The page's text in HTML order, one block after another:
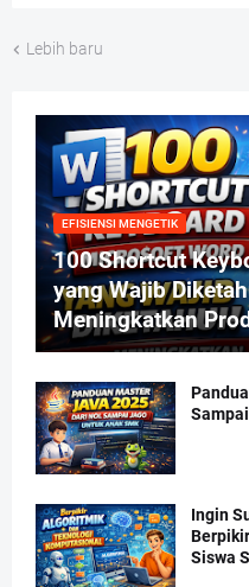
Lebih baru
EFISIENSI MENGETIK
100 Shortcut
yang Wajib
Meningkatkan
Ingin
Siswa